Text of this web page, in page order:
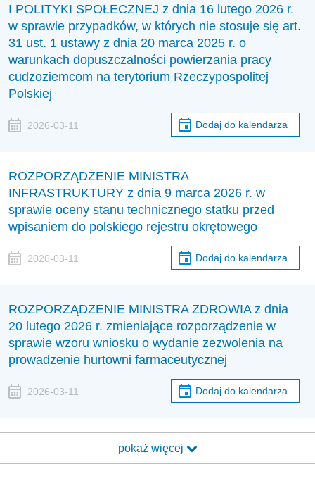
I POLITYKI SPOŁECZNEJ z dnia 16 lutego 2026 r.
w sprawie przypadków, w których nie stosuje się art.
31 ust. 1 ustawy z dnia 20 marca 2025 r. o
warunkach dopuszczalności powierzania pracy
cudzoziemcom na terytorium Rzeczypospolitej
Polskiej
2026-03-11 Dodaj do kalendarza
ROZPORZĄDZENIE MINISTRA
INFRASTRUKTURY z dnia 9 marca 2026 r. w
sprawie oceny stanu technicznego statku przed
wpisaniem do polskiego rejestru okrętowego
2026-03-11 Dodaj do kalendarza
ROZPORZĄDZENIE MINISTRA ZDROWIA z dnia
20 lutego 2026 r. zmieniające rozporządzenie w
sprawie wzoru wniosku o wydanie zezwolenia na
prowadzenie hurtowni farmaceutycznej
2026-03-11 Dodaj do kalendarza
pokaż więcej